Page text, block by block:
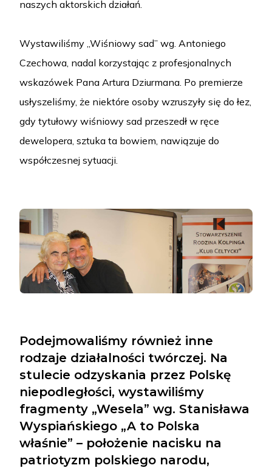
naszych aktorskich działań.
Wystawiliśmy „Wiśniowy sad” wg. Antoniego
Czechowa, nadal korzystając z profesjonalnych
wskazówek Pana Artura Dziurmana. Po premierze
usłyszeliśmy, że niektóre osoby wzruszyły się do łez,
gdy tytułowy wiśniowy sad przeszedł w ręce
dewelopera, sztuka ta bowiem, nawiązuje do
współczesnej sytuacji.
Podejmowaliśmy również inne
rodzaje działalności twórczej. Na
stulecie odzyskania przez Polskę
niepodległości, wystawiliśmy
fragmenty „Wesela” wg. Stanisława
Wyspiańskiego „A to Polska
właśnie” – położenie nacisku na
patriotyzm polskiego narodu,